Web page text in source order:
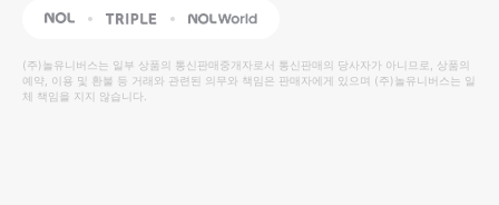
NOL Triple Interpark Global
(주)놀유니버스는 일부 상품의 통신판매중개자로서 통신판매의 당사자가 아니므로, 상품의
예약, 이용 및 환불 등 거래와 관련된 의무와 책임은 판매자에게 있으며 (주)놀유니버스는 일
체 책임을 지지 않습니다.